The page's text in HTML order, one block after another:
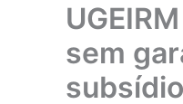
sem
subsídio